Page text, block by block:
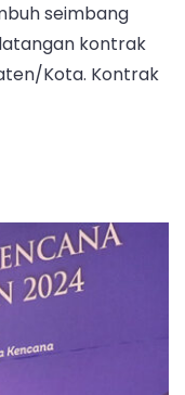
seimbang
kontrak
Kota. Kontrak